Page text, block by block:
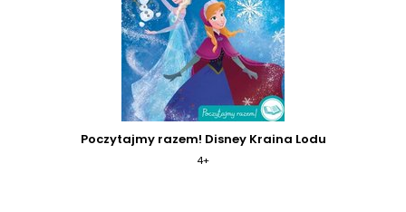
Poczytajmy razem! Disney Kraina Lodu
4+